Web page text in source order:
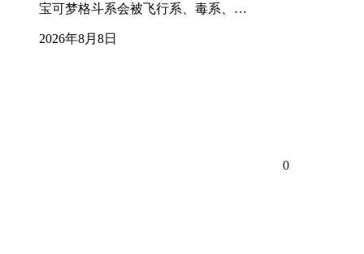
宝可梦格斗系会被飞行系、毒系、…
2026年8月8日
0